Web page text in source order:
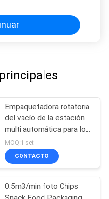
Empaquetadora rotatoria
del vacío de la estación
multi automática para los
snacks
MOQ:1 set
CONTACTO
0.5m3/min foto Chips